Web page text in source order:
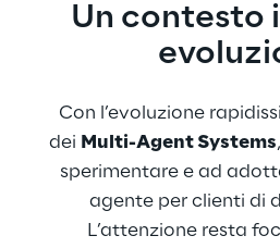
Un contesto
Con l’evoluzione
dei Multi-Agent Systems
sperimentare e ad
agente per clienti di
L’attenzione resta